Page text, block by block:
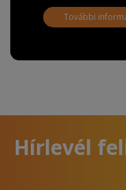
További
Hírlevél